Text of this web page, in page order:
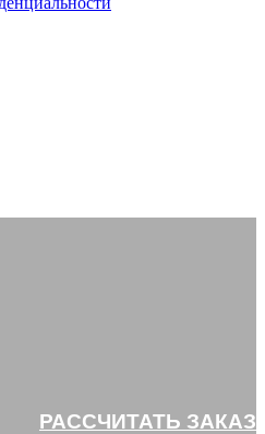
РАССЧИТАТЬ ЗАКАЗ